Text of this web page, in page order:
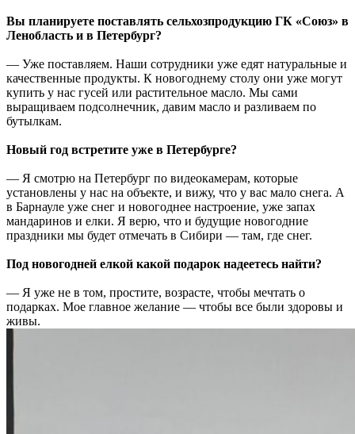
Вы планируете поставлять сельхозпродукцию ГК «Союз» в
Ленобласть и в Петербург?
— Уже поставляем. Наши сотрудники уже едят натуральные и
качественные продукты. К новогоднему столу они уже могут
купить у нас гусей или растительное масло. Мы сами
выращиваем подсолнечник, давим масло и разливаем по
бутылкам.
Новый год встретите уже в Петербурге?
— Я смотрю на Петербург по видеокамерам, которые
установлены у нас на объекте, и вижу, что у вас мало снега. А
в Барнауле уже снег и новогоднее настроение, уже запах
мандаринов и елки. Я верю, что и будущие новогодние
праздники мы будет отмечать в Сибири — там, где снег.
Под новогодней елкой какой подарок надеетесь найти?
— Я уже не в том, простите, возрасте, чтобы мечтать о
подарках. Мое главное желание — чтобы все были здоровы и
живы.